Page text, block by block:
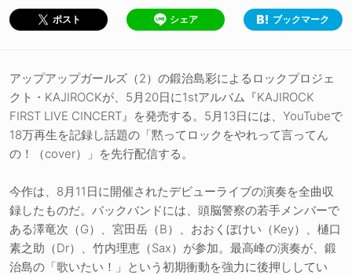
ポスト シェア ブックマーク
アップアップガールズ（2）の鍛治島彩によるロックプロジェ
クト・KAJIROCKが、5月20日に1stアルバム『KAJIROCK
FIRST LIVE CINCERT』を発売する。5月13日には、YouTubeで
18万再生を記録し話題の「黙ってロックをやれって言ってん
の！（cover）」を先行配信する。
今作は、8月11日に開催されたデビューライブの演奏を全曲収
録したものだ。バックバンドには、頭脳警察の若手メンバーで
ある澤竜次（G）、宮田岳（B）、おおくぼけい（Key）、樋口
素之助（Dr）、竹内理恵（Sax）が参加。最高峰の演奏が、鍛
治島の「歌いたい！」という初期衝動を強力に後押ししてい